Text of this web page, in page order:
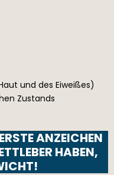
und des Eiweißes)
Zustands
ANZEICHEN
HABEN,